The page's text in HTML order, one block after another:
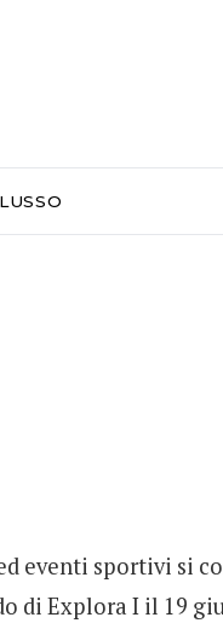
LUSSO
eventi sportivi si
di Explora I il 19